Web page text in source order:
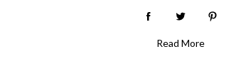
Read More